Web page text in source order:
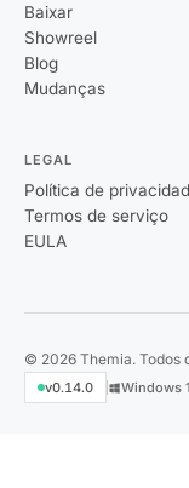
Baixar
Showreel
Blog
Mudanças
LEGAL
Política de
Termos de serviço
EULA
© 2026 Themia. Todos
v0.14.0 Windows